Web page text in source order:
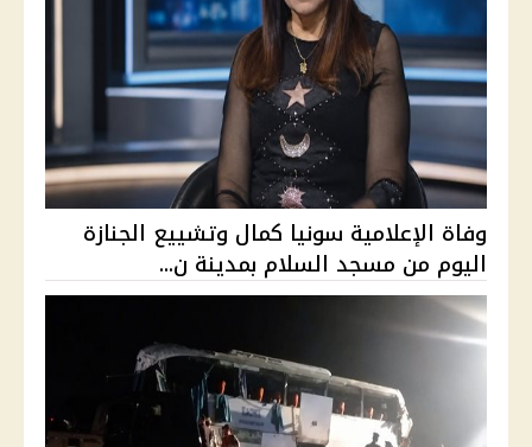
وفاة الإعلامية سونيا كمال وتشييع الجنازة
اليوم من مسجد السلام بمدينة ن...